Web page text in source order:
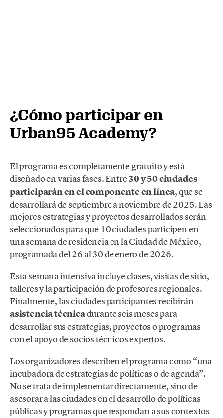
¿Cómo participar en
Urban95 Academy?
El programa es completamente gratuito y está
diseñado en varias fases. Entre30 y 50 ciudades
participarán en el componente en línea, que se
desarrollará de septiembre a noviembre de 2025. Las
mejores estrategias y proyectos desarrollados serán
seleccionados para que 10 ciudades participen en
una semana de residencia en la Ciudad de México,
programada del 26 al 30 de enero de 2026.
Esta semana intensiva incluye clases, visitas de sitio,
talleres y la participación de profesores regionales.
Finalmente, las ciudades participantes recibirán
asistencia técnicadurante seis meses para
desarrollar sus estrategias, proyectos o programas
con el apoyo de socios técnicos expertos.
Los organizadores describen el programa como “una
incubadora de estrategias de políticas o de agenda”.
No se trata de implementar directamente, sino de
asesorar a las ciudades en el desarrollo de políticas
públicas y programas que respondan a sus contextos